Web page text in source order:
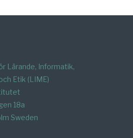
Lärande, Informatik,
Etik (LIME)
18a
Sweden